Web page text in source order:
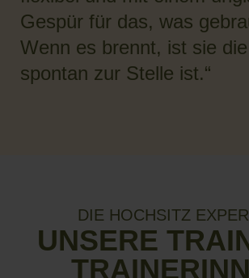
Gespür für das, was
Wenn es brennt, ist sie
spontan zur Stelle ist.“
DIE HOCHSITZ
UNSERE